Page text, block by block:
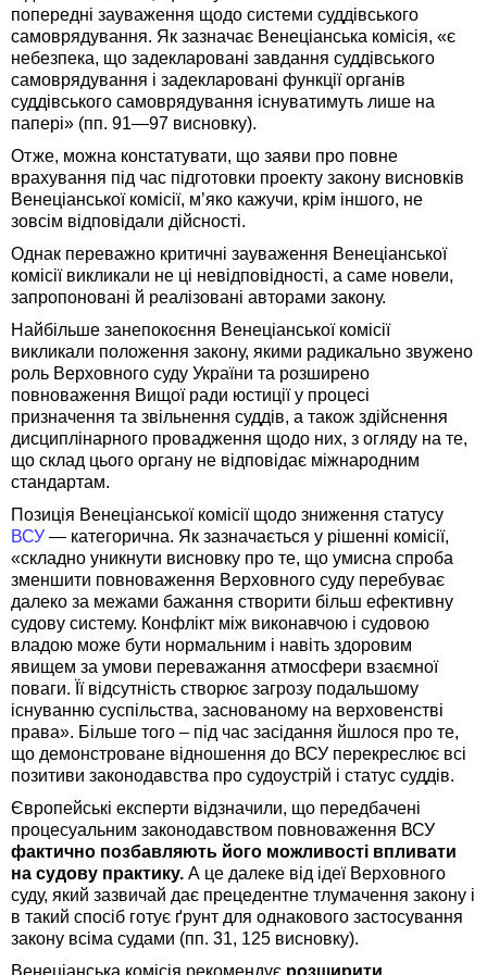
попередні зауваження щодо системи суддівського
самоврядування. Як зазначає Венеціанська комісія, «є
небезпека, що задекларовані завдання суддівського
самоврядування і задекларовані функції органів
суддівського самоврядування існуватимуть лише на
папері» (пп. 91—97 висновку).
Отже, можна констатувати, що заяви про повне
врахування під час підготовки проекту закону висновків
Венеціанської комісії, м’яко кажучи, крім іншого, не
зовсім відповідали дійсності.
Однак переважно критичні зауваження Венеціанської
комісії викликали не ці невідповідності, а саме новели,
запропоновані й реалізовані авторами закону.
Найбільше занепокоєння Венеціанської комісії
викликали положення закону, якими радикально звужено
роль Верховного суду України та розширено
повноваження Вищої ради юстиції у процесі
призначення та звільнення суддів, а також здійснення
дисциплінарного провадження щодо них, з огляду на те,
що склад цього органу не відповідає міжнародним
стандартам.
Позиція Венеціанської комісії щодо зниження статусу
ВСУ — категорична. Як зазначається у рішенні комісії,
«складно уникнути висновку про те, що умисна спроба
зменшити повноваження Верховного суду перебуває
далеко за межами бажання створити більш ефективну
судову систему. Конфлікт між виконавчою і судовою
владою може бути нормальним і навіть здоровим
явищем за умови переважання атмосфери взаємної
поваги. Її відсутність створює загрозу подальшому
існуванню суспільства, заснованому на верховенстві
права». Більше того – під час засідання йшлося про те,
що демонстроване відношення до ВСУ перекреслює всі
позитиви законодавства про судоустрій і статус суддів.
Європейські експерти відзначили, що передбачені
процесуальним законодавством повноваження ВСУ
фактично позбавляють його можливості впливати
на судову практику. А це далеке від ідеї Верховного
суду, який зазвичай дає прецедентне тлумачення закону і
в такий спосіб готує ґрунт для однакового застосування
закону всіма судами (пп. 31, 125 висновку).